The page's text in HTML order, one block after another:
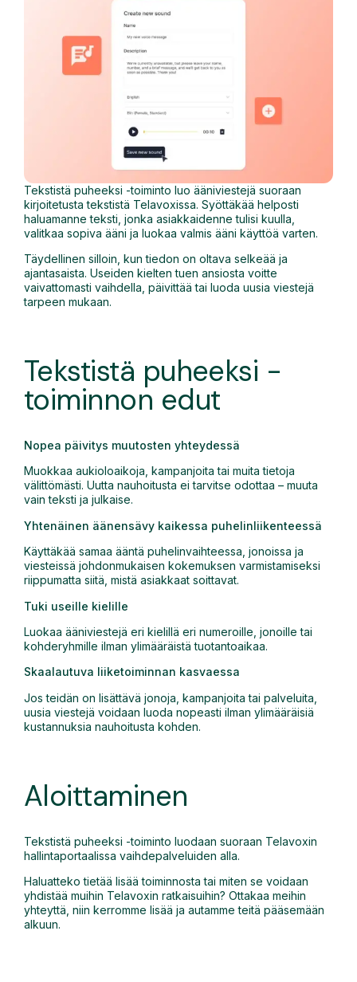
Tekstistä puheeksi -toiminto luo ääniviestejä suoraan
kirjoitetusta tekstistä Telavoxissa. Syöttäkää helposti
haluamanne teksti, jonka asiakkaidenne tulisi kuulla,
valitkaa sopiva ääni ja luokaa valmis ääni käyttöä varten.
Täydellinen silloin, kun tiedon on oltava selkeää ja
ajantasaista. Useiden kielten tuen ansiosta voitte
vaivattomasti vaihdella, päivittää tai luoda uusia viestejä
tarpeen mukaan.
Tekstistä puheeksi -
toiminnon edut
Nopea päivitys muutosten yhteydessä
Muokkaa aukioloaikoja, kampanjoita tai muita tietoja
välittömästi. Uutta nauhoitusta ei tarvitse odottaa – muuta
vain teksti ja julkaise.
Yhtenäinen äänensävy kaikessa puhelinliikenteessä
Käyttäkää samaa ääntä puhelinvaihteessa, jonoissa ja
viesteissä johdonmukaisen kokemuksen varmistamiseksi
riippumatta siitä, mistä asiakkaat soittavat.
Tuki useille kielille
Luokaa ääniviestejä eri kielillä eri numeroille, jonoille tai
kohderyhmille ilman ylimääräistä tuotantoaikaa.
Skaalautuva liiketoiminnan kasvaessa
Jos teidän on lisättävä jonoja, kampanjoita tai palveluita,
uusia viestejä voidaan luoda nopeasti ilman ylimääräisiä
kustannuksia nauhoitusta kohden.
Aloittaminen
Tekstistä puheeksi -toiminto luodaan suoraan Telavoxin
hallintaportaalissa vaihdepalveluiden alla.
Haluatteko tietää lisää toiminnosta tai miten se voidaan
yhdistää muihin Telavoxin ratkaisuihin? Ottakaa meihin
yhteyttä, niin kerromme lisää ja autamme teitä pääsemään
alkuun.